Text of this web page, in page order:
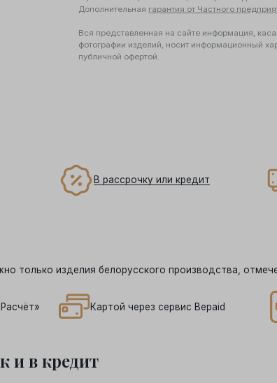
Дополнительная гарантия от Частного
Вся представленная на сайте информация,
фотографии изделий, носит информационный
публичной офертой.
В рассрочку или кредит
только изделия белорусского производства,
Картой через сервис Bepaid
и в кредит